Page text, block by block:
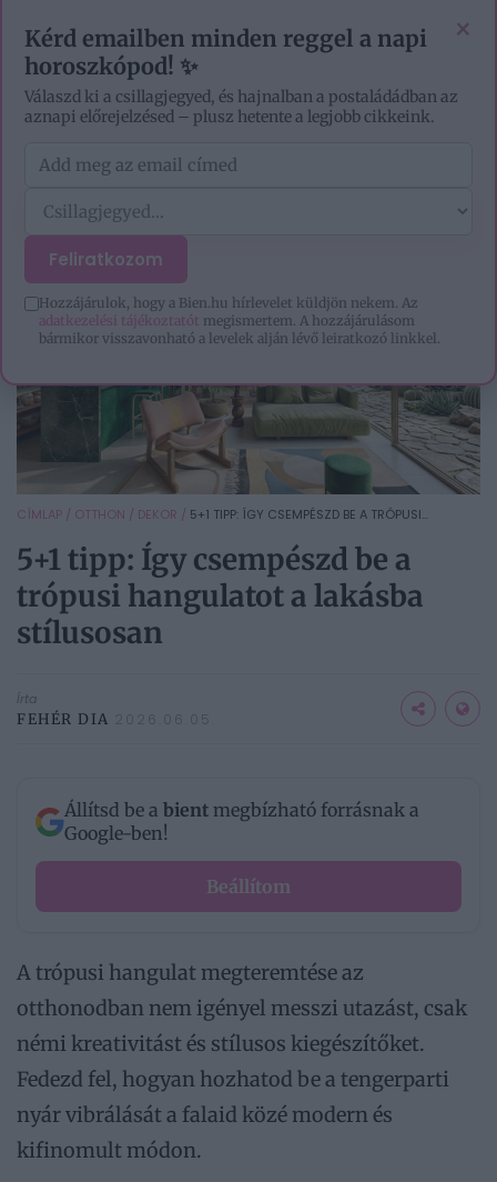
CÍMLAP / OTTHON / DEKOR / 5+1 TIPP: ÍGY CSEMPÉSZD BE A TRÓPUSI...
5+1 tipp: Így csempészd be a
trópusi hangulatot a lakásba
stílusosan
Írta
FEHÉR DIA 2026.06.05.
Állítsd be a bient megbízható forrásnak a
Google-ben!
Beállítom
A trópusi hangulat megteremtése az
otthonodban nem igényel messzi utazást, csak
némi kreativitást és stílusos kiegészítőket.
Fedezd fel, hogyan hozhatod be a tengerparti
nyár vibrálását a falaid közé modern és
kifinomult módon.
×
Kérd emailben minden reggel a napi
horoszkópod! ✨
Válaszd ki a csillagjegyed, és hajnalban a postaládádban az
aznapi előrejelzésed – plusz hetente a legjobb cikkeink.
Feliratkozom
Hozzájárulok, hogy a Bien.hu hírlevelet küldjön nekem. Az
adatkezelési tájékoztatót megismertem. A hozzájárulásom
bármikor visszavonható a levelek alján lévő leiratkozó linkkel.